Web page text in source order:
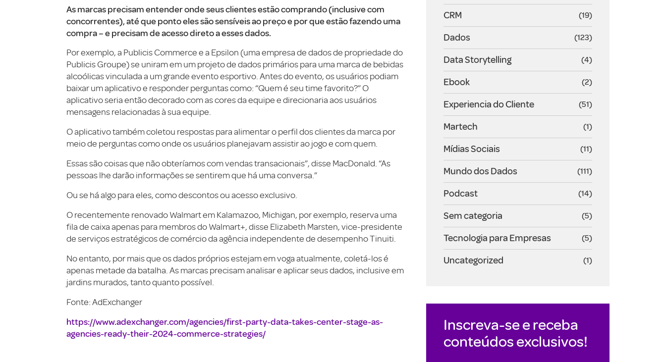
As marcas precisam entender onde seus clientes estão comprando (inclusive com
concorrentes), até que ponto eles são sensíveis ao preço e por que estão fazendo uma
compra – e precisam de acesso direto a esses dados.
Por exemplo, a Publicis Commerce e a Epsilon (uma empresa de dados de propriedade do
Publicis Groupe) se uniram em um projeto de dados primários para uma marca de bebidas
alcoólicas vinculada a um grande evento esportivo. Antes do evento, os usuários podiam
baixar um aplicativo e responder perguntas como: “Quem é seu time favorito?” O
aplicativo seria então decorado com as cores da equipe e direcionaria aos usuários
mensagens relacionadas à sua equipe.
O aplicativo também coletou respostas para alimentar o perfil dos clientes da marca por
meio de perguntas como onde os usuários planejavam assistir ao jogo e com quem.
Essas são coisas que não obteríamos com vendas transacionais”, disse MacDonald. “As
pessoas lhe darão informações se sentirem que há uma conversa.”
Ou se há algo para eles, como descontos ou acesso exclusivo.
O recentemente renovado Walmart em Kalamazoo, Michigan, por exemplo, reserva uma
fila de caixa apenas para membros do Walmart+, disse Elizabeth Marsten, vice-presidente
de serviços estratégicos de comércio da agência independente de desempenho Tinuiti.
No entanto, por mais que os dados próprios estejam em voga atualmente, coletá-los é
apenas metade da batalha. As marcas precisam analisar e aplicar seus dados, inclusive em
jardins murados, tanto quanto possível.
Fonte: AdExchanger
https://www.adexchanger.com/agencies/first-party-data-takes-center-stage-as-
agencies-ready-their-2024-commerce-strategies/
CRM (19)
Dados (123)
Data Storytelling (4)
Ebook (2)
Experiencia do Cliente (51)
Martech (1)
Mídias Sociais (11)
Mundo dos Dados (111)
Podcast (14)
Sem categoria (5)
Tecnologia para Empresas (5)
Uncategorized (1)
Inscreva-se e receba
conteúdos exclusivos!